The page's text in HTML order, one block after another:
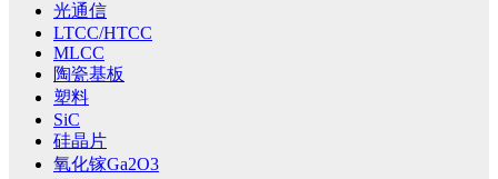
光通信
LTCC/HTCC
MLCC
陶瓷基板
塑料
SiC
硅晶片
氧化镓Ga2O3